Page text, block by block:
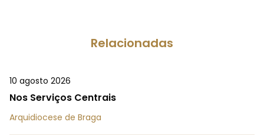
Relacionadas
10 agosto 2026
Nos Serviços Centrais
Arquidiocese de Braga